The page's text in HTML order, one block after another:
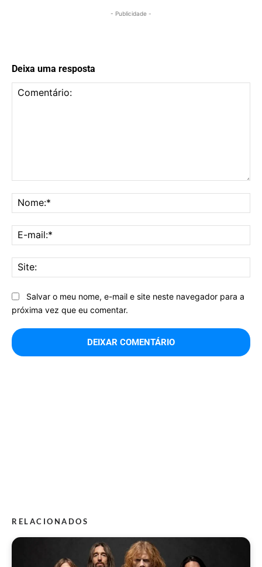
- Publicidade -
Deixa uma resposta
Salvar o meu nome, e-mail e site neste navegador para a
próxima vez que eu comentar.
RELACIONADOS